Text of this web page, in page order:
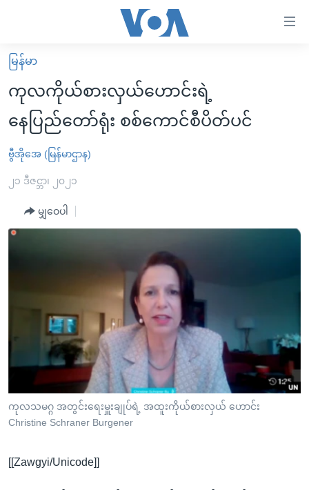
လွယ်ကူ
စေ
သည့်
Link
များ
ပင်မ
ကျော်
စာမျက်နှာ
သို့
ကြည့်
ရန်
ရန်
မူလစာမျက်နှာ
မြန်မာ
ကမ္ဘာ့သတင်းများ
နိုင်ငံတကာ
အစ္စရေး-ပါလက်စတိုင်း
ဗွီဒီယို
အင်္ဂလိပ်စာလေ့လာမယ်
သုတပဒေသာ အင်္ဂလိပ်စာ
ရေဒီယိုနှင့်ရုပ်သံ အချက်အလက်များ
ရေဒီယို/တီဗွီအစီအစဉ်
Learning English
ဗွီအိုအေ လူမှုကွန်ယက်များ
မြန်မာ
ကုလကိုယ်စားလှယ်ဟောင်းရဲ့
နေပြည်တော်ရုံး စစ်ကောင်စီပိတ်ပင်
ဗွီအိုအေ (မြန်မာဌာန)
၂၁ ဒီဇင္ဘာ၊ ၂၀၂၁
မျှဝေပါ
ကုလသမဂ္ဂ အတွင်းရေးမှူးချုပ်ရဲ့ အထူးကိုယ်စားလှယ် ဟောင်း
Christine Schraner Burgener
[[Zawgyi/Unicode]]